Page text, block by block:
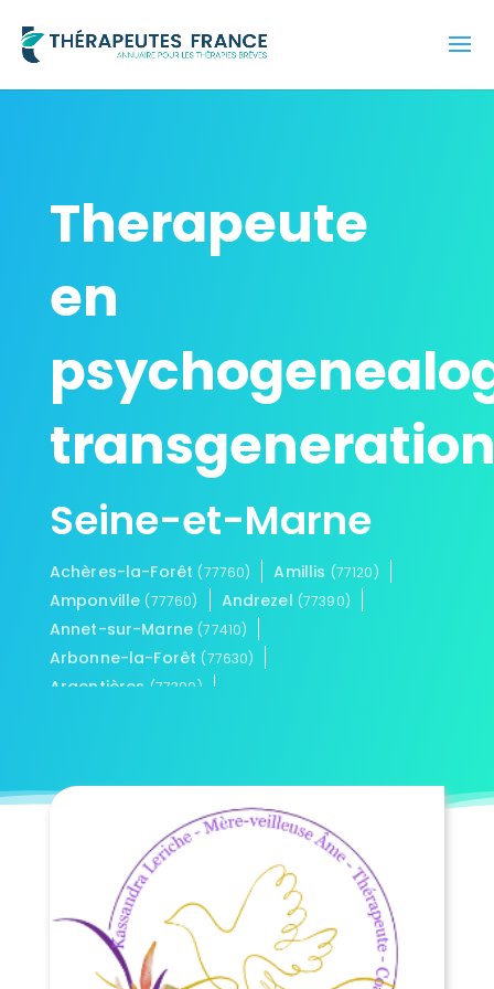
Therapeute
en
Seine-et-Marne
Achères-la-Forêt (77760) Amillis (77120)
Amponville (77760) Andrezel (77390)
Annet-sur-Marne (77410)
Arbonne-la-Forêt (77630)
Argentières (77390)
Aulnoy
Bagneaux-sur-Loing(77167)
Bailly-Romainvilliers Balloy (77118)
Bannost-Villegagnon (77970) Barbey(77130)
Barbizon(77630) Barcy (77910)
Bassevelle (77750)
Bazoches-lès-Bray(77118)